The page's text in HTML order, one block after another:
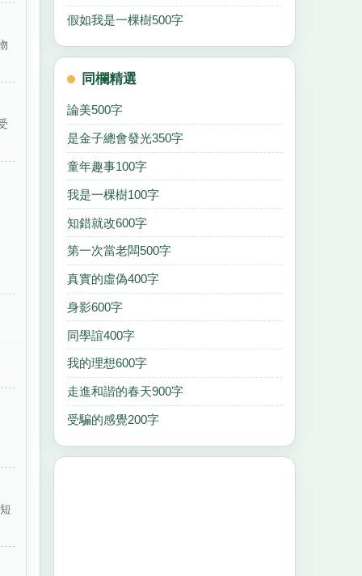
假如我是一棵樹500字
同欄精選
論美500字
是金子總會發光350字
童年趣事100字
我是一棵樹100字
知錯就改600字
第一次當老闆500字
真實的虛偽400字
身影600字
同學誼400字
我的理想600字
走進和諧的春天900字
受騙的感覺200字